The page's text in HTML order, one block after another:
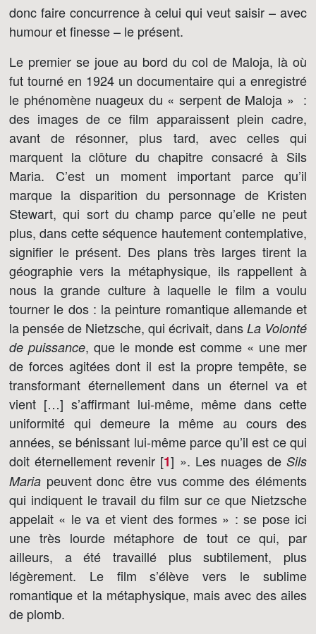
donc faire concurrence à celui qui veut saisir – avec
humour et finesse – le présent.
Le premier se joue au bord du col de Maloja, là où
fut tourné en 1924 un documentaire qui a enregistré
le phénomène nuageux du « serpent de Maloja » :
des images de ce film apparaissent plein cadre,
avant de résonner, plus tard, avec celles qui
marquent la clôture du chapitre consacré à Sils
Maria. C’est un moment important parce qu’il
marque la disparition du personnage de Kristen
Stewart, qui sort du champ parce qu’elle ne peut
plus, dans cette séquence hautement contemplative,
signifier le présent. Des plans très larges tirent la
géographie vers la métaphysique, ils rappellent à
nous la grande culture à laquelle le film a voulu
tourner le dos : la peinture romantique allemande et
la pensée de Nietzsche, qui écrivait, dans La Volonté
de puissance, que le monde est comme « une mer
de forces agitées dont il est la propre tempête, se
transformant éternellement dans un éternel va et
vient […] s’affirmant lui-même, même dans cette
uniformité qui demeure la même au cours des
années, se bénissant lui-même parce qu’il est ce qui
doit éternellement revenir [1] ». Les nuages de Sils
Maria peuvent donc être vus comme des éléments
qui indiquent le travail du film sur ce que Nietzsche
appelait « le va et vient des formes » : se pose ici
une très lourde métaphore de tout ce qui, par
ailleurs, a été travaillé plus subtilement, plus
légèrement. Le film s’élève vers le sublime
romantique et la métaphysique, mais avec des ailes
de plomb.